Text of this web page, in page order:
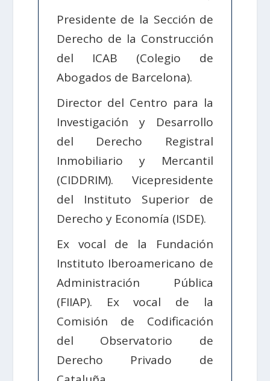
Presidente de la Sección de
Derecho de la Construcción
del ICAB (Colegio de
Abogados de Barcelona).
Director del Centro para la
Investigación y Desarrollo
del Derecho Registral
Inmobiliario y Mercantil
(CIDDRIM). Vicepresidente
del Instituto Superior de
Derecho y Economía (ISDE).
Ex vocal de la Fundación
Instituto Iberoamericano de
Administración Pública
(FIIAP). Ex vocal de la
Comisión de Codificación
del Observatorio de
Derecho Privado de